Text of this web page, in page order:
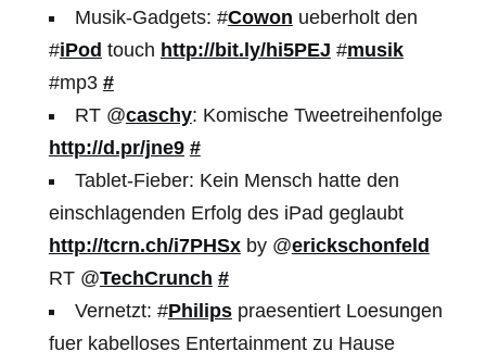
Musik-Gadgets: #Cowon ueberholt den
#iPod touch http://bit.ly/hi5PEJ #musik
#mp3 #
RT @caschy: Komische Tweetreihenfolge
http://d.pr/jne9 #
Tablet-Fieber: Kein Mensch hatte den
einschlagenden Erfolg des iPad geglaubt
http://tcrn.ch/i7PHSxby @erickschonfeld
RT @TechCrunch #
Vernetzt: #Philipspraesentiert Loesungen
fuer kabelloses Entertainment zu Hause